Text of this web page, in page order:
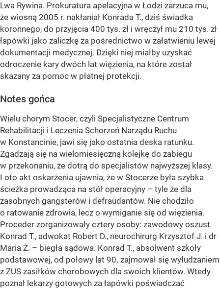
Lwa Rywina. Prokuratura apelacyjna w Łodzi zarzuca mu,
że wiosną 2005 r. nakłaniał Konrada T., dziś świadka
koronnego, do przyjęcia 400 tys. zł i wręczył mu 210 tys. zł
łapówki jako zaliczkę za pośrednictwo w załatwieniu lewej
dokumentacji medycznej. Dzięki niej miałby uzyskać
odroczenie kary dwóch lat więzienia, na które został
skazany za pomoc w płatnej protekcji.
Notes gońca
Wielu chorym Stocer, czyli Specjalistyczne Centrum
Rehabilitacji i Leczenia Schorzeń Narządu Ruchu
w Konstancinie, jawi się jako ostatnia deska ratunku.
Zgadzają się na wielomiesięczną kolejkę do zabiegu
w przekonaniu, że dotrą do specjalistów najwyższej klasy.
I oto akt oskarżenia ujawnia, że w Stocerze była szybka
ścieżka prowadząca na stół operacyjny – tyle że dla
zasobnych gangsterów i defraudantów. Nie chodziło
o ratowanie zdrowia, lecz o wymiganie się od więzienia.
Proceder zorganizowały cztery osoby: zawodowy oszust
Konrad T., adwokat Robert D., neurochirurg Krzysztof J. i dr
Maria Ż. – biegła sądowa. Konrad T., absolwent szkoły
podstawowej, od połowy lat 90. zajmował się wyłudzaniem
z ZUS zasiłków chorobowych dla swoich klientów. Wtedy
poznał lekarzy gotowych za łapówki poświadczać